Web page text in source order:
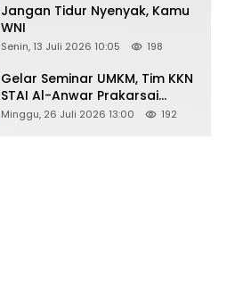
Jangan Tidur Nyenyak, Kamu
WNI
Senin, 13 Juli 2026 10:05 198
Gelar Seminar UMKM, Tim KKN
STAI Al-Anwar Prakarsai
Usaha Tepung Maizena di
Minggu, 26 Juli 2026 13:00 192